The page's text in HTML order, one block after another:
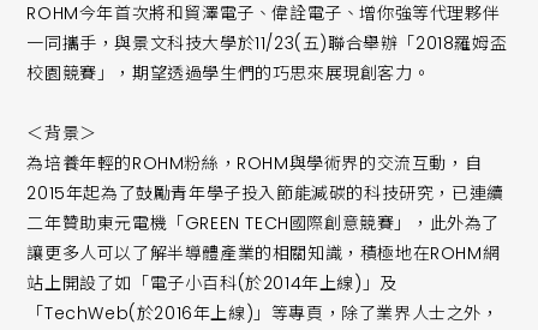
ROHM今年首次將和貿澤電子、偉詮電子、增你強等代理夥伴
一同攜手，與景文科技大學於11/23(五)聯合舉辦「2018羅姆盃
校園競賽」，期望透過學生們的巧思來展現創客力。
＜背景＞
為培養年輕的ROHM粉絲，ROHM與學術界的交流互動，自
2015年起為了鼓勵青年學子投入節能減碳的科技研究，已連續
二年贊助東元電機「GREEN TECH國際創意競賽」，此外為了
讓更多人可以了解半導體產業的相關知識，積極地在ROHM網
站上開設了如「電子小百科(於2014年上線)」及
「TechWeb(於2016年上線)」等專頁，除了業界人士之外，